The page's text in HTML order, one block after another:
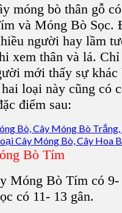
móng bò thân gỗ
và Móng Bò Sọc.
người hay lầm
xem thân và lá.
mới thấy sự khác
loại này cũng có
điểm sau:
Bò Tím
Móng Bò Tím có 9-
có 11- 13 gân.